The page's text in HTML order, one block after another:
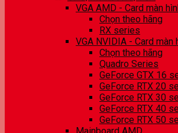
VGA AMD - Card màn
Chọn theo hãng
RX series
VGA NVIDIA - Card màn
Chọn theo hãng
Quadro Series
GeForce GTX 16
GeForce RTX 20
GeForce RTX 30
GeForce RTX 40
GeForce RTX 50